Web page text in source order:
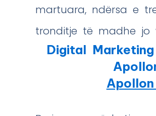
martuara, ndërsa e
tronditje të madhe jo
Digital